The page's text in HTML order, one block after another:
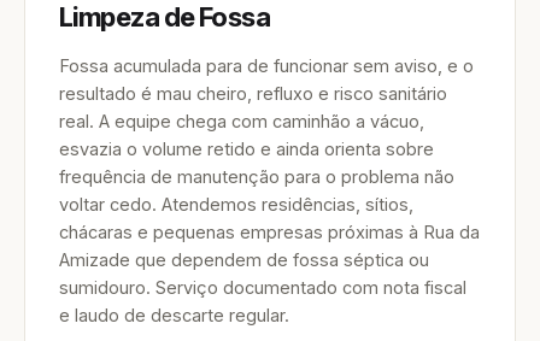
Limpeza de Fossa
Fossa acumulada para de funcionar sem aviso, e o
resultado é mau cheiro, refluxo e risco sanitário
real. A equipe chega com caminhão a vácuo,
esvazia o volume retido e ainda orienta sobre
frequência de manutenção para o problema não
voltar cedo. Atendemos residências, sítios,
chácaras e pequenas empresas próximas à Rua da
Amizade que dependem de fossa séptica ou
sumidouro. Serviço documentado com nota fiscal
e laudo de descarte regular.